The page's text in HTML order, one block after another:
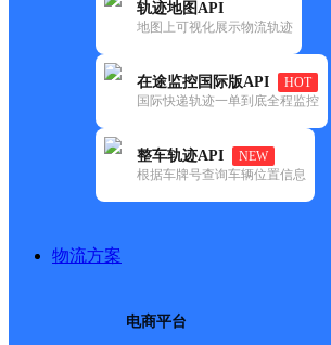
轨迹地图API
地图上可视化展示物流轨迹
在途监控国际版API
HOT
国际快递轨迹一单到底全程监控
整车轨迹API
NEW
根据车牌号查询车辆位置信息
物流方案
电商平台
顺丰
潼关县小刘不锈
更新时间：2021-11-26
所属快递：顺丰速运
所属区域：陕西省-渭南市-潼关县
网点地址：中心街中段工商银行附近
网点负责人：